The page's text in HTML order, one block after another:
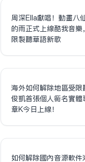
周深Ella獻唱！動畫八
的雨正式上線酷我音
限制聽華語新歌
海外如何解除地區受限
俊凱首張個人同名實
章K今日上線！
如何解除國內音源軟